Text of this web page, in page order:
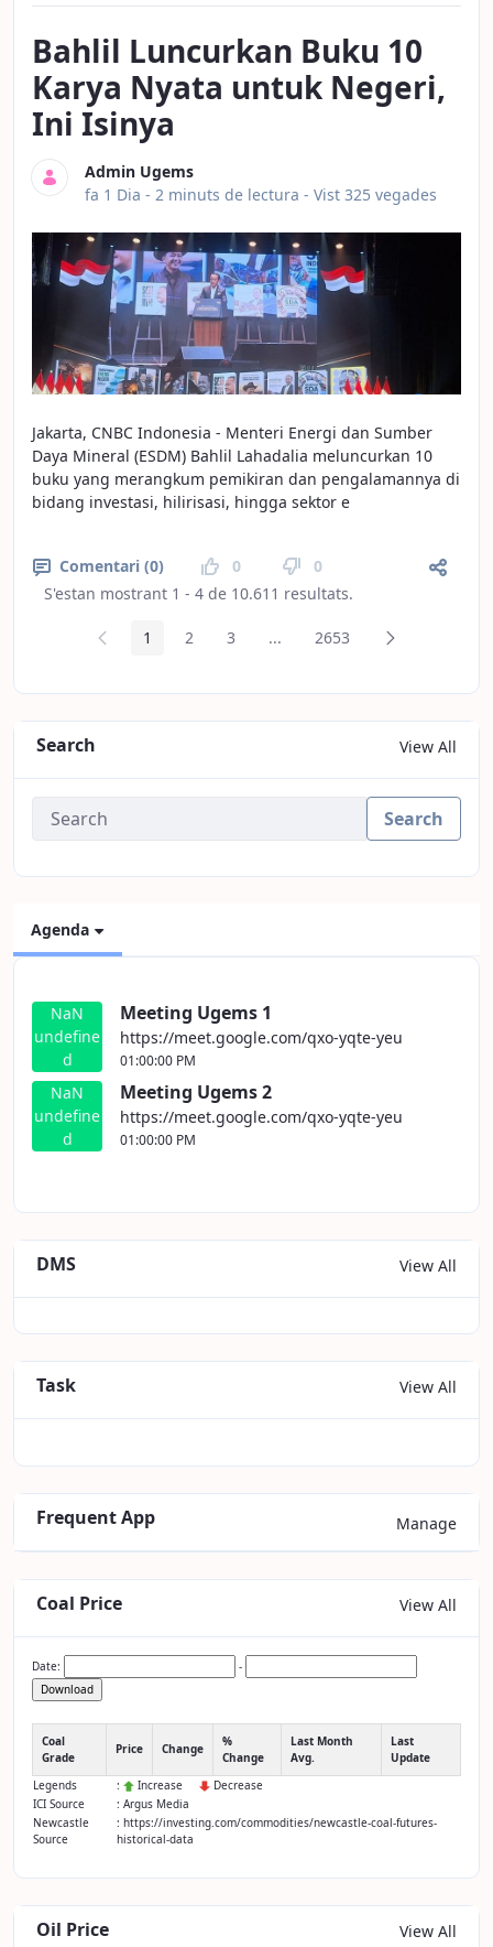
Bahlil Luncurkan Buku 10
Karya Nyata untuk Negeri,
Ini Isinya
Admin Ugems
Data de publicació
fa 1 Dia - 2 minuts de lectura - Vist 325 vegades
Jakarta, CNBC Indonesia - Menteri Energi dan Sumber
Daya Mineral (ESDM) Bahlil Lahadalia meluncurkan 10
buku yang merangkum pemikiran dan pengalamannya di
bidang investasi, hilirisasi, hingga sektor e
Comentari (0) 0
0
S'estan mostrant 1 - 4 de 10.611 resultats.
Pàgina anterior
Pàgina
1 Pàgina
2 Pàgina
3 ...Pàgines intermèdies
Pàgina
2653 Pàgina
Search View All
Search
Agenda
NaN
undefine
d
Meeting Ugems 1
https://meet.google.com/qxo-yqte-yeu
01:00:00 PM
NaN
undefine
d
Meeting Ugems 2
https://meet.google.com/qxo-yqte-yeu
01:00:00 PM
DMS View All
Task View All
Frequent App Manage
Coal Price View All
Date:
-
Download
Coal
Grade
Price Change
%
Change
Last Month
Avg.
Last
Update
Legends
: Increase
Decrease
ICI Source
: Argus Media
Newcastle
Source
: https://investing.com/commodities/newcastle-coal-futures-
historical-data
Oil Price View All